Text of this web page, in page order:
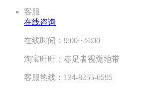
客服
在线咨询
在线时间：9:00~24:00
淘宝旺旺：赤足者视觉地带
客服热线：134-8255-6595